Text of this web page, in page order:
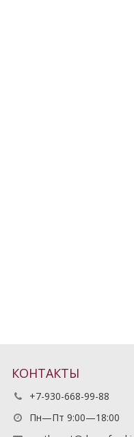
КОНТАКТЫ
+7-930-668-99-88
Пн—Пт 9:00—18:00